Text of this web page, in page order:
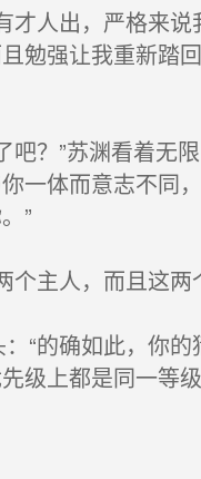
人出，严格来说
勉强让我重新踏
？”苏渊看着无
一体而意志不同
”
主人，而且这
“的确如此，你
级上都是同一等